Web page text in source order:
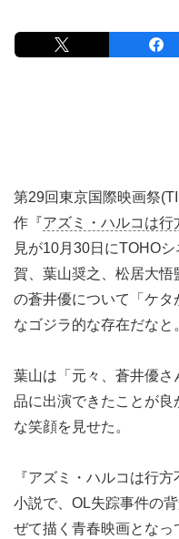
第29回東京国際映画祭
作『アズミ・ハルコは行
見が10月30日にTOHO
賀、葉山奨之、松居大
の蒼井優について「ケタ
なゴジラ的な存在だなと
葉山は「元々、蒼井優
品に出演できたことが良
な笑顔を見せた。
『アズミ・ハルコは行
小説で、OL失踪事件の
ぜて描く青春映画とな